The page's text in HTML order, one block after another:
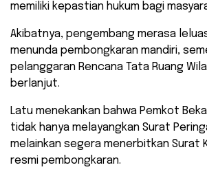
memiliki kepastian hukum bagi
Akibatnya, pengembang merasa
menunda pembongkaran mandiri,
pelanggaran Rencana Tata Ruang
berlanjut.
​Latu menekankan bahwa Pemkot
tidak hanya melayangkan Surat
melainkan segera menerbitkan Surat
resmi pembongkaran.